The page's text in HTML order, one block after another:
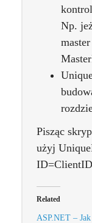
Np.
Pisząc
użyj
Related
ASP.NET –